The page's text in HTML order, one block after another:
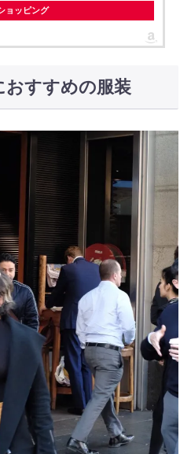
ョッピング
すすめの服装